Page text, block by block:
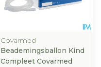
Covarmed
Beademingsballon Kind
Compleet Covarmed